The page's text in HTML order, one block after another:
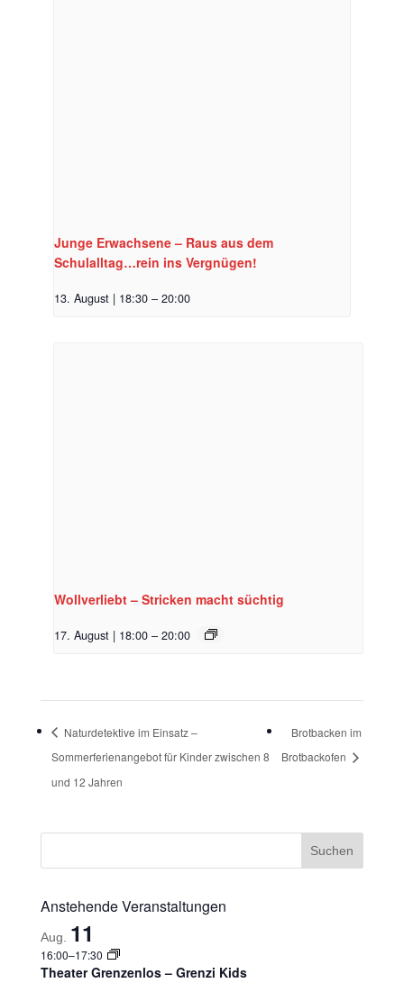
Junge Erwachsene – Raus aus dem
Schulalltag…rein ins Vergnügen!
13. August | 18:30 – 20:00
Wollverliebt – Stricken macht süchtig
17. August | 18:00 – 20:00
Naturdetektive im Einsatz –
Sommerferienangebot für Kinder zwischen 8
und 12 Jahren
Brotbacken im
Brotbackofen
Anstehende Veranstaltungen
Aug. 11
16:00–17:30
Theater Grenzenlos – Grenzi Kids